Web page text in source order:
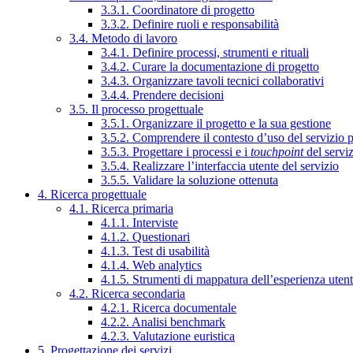
3.3.1. Coordinatore di progetto
3.3.2. Definire ruoli e responsabilità
3.4. Metodo di lavoro
3.4.1. Definire processi, strumenti e rituali
3.4.2. Curare la documentazione di progetto
3.4.3. Organizzare tavoli tecnici collaborativi
3.4.4. Prendere decisioni
3.5. Il processo progettuale
3.5.1. Organizzare il progetto e la sua gestione
3.5.2. Comprendere il contesto d’uso del servizio
3.5.3. Progettare i processi e i touchpointdel
3.5.4. Realizzare l’interfaccia utente del servizio
3.5.5. Validare la soluzione ottenuta
4. Ricerca progettuale
4.1. Ricerca primaria
4.1.1. Interviste
4.1.2. Questionari
4.1.3. Test di usabilità
4.1.4. Web analytics
4.1.5. Strumenti di mappatura dell’esperienza
4.2. Ricerca secondaria
4.2.1. Ricerca documentale
4.2.2. Analisi benchmark
4.2.3. Valutazione euristica
5. Progettazione dei servizi